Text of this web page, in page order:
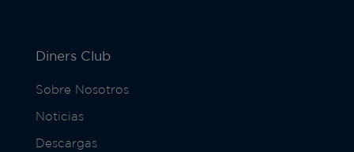
Diners Club
Sobre Nosotros
Noticias
Descargas